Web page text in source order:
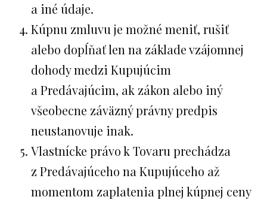
a iné údaje.
Kúpnu zmluvu je možné meniť, rušiť
alebo dopĺňať len na základe vzájomnej
dohody medzi Kupujúcim
a Predávajúcim, ak zákon alebo iný
všeobecne záväzný právny predpis
neustanovuje inak.
Vlastnícke právo k Tovaru prechádza
z Predávajúceho na Kupujúceho až
momentom zaplatenia plnej kúpnej ceny